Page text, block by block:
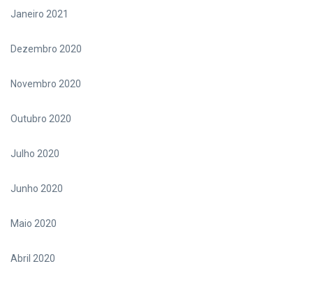
Janeiro 2021
Dezembro 2020
Novembro 2020
Outubro 2020
Julho 2020
Junho 2020
Maio 2020
Abril 2020